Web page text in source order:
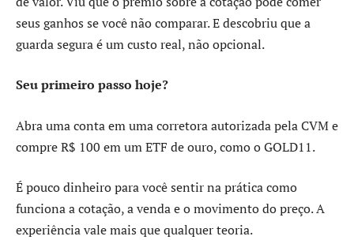
seus ganhos se você não comparar. E descobriu que a
guarda segura é um custo real, não opcional.
Seu primeiro passo hoje?
Abra uma conta em uma corretora autorizada pela CVM e
compre R$ 100 em um ETF de ouro, como o GOLD11.
É pouco dinheiro para você sentir na prática como
funciona a cotação, a venda e o movimento do preço. A
experiência vale mais que qualquer teoria.